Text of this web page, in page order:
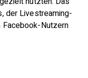
der Livestreaming-
Nutzern